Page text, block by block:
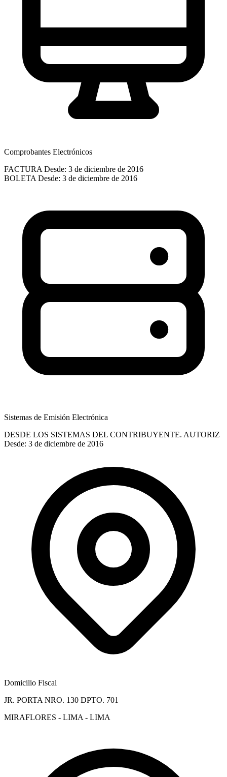
Comprobantes Electrónicos
FACTURA Desde: 3 de diciembre de 2016
BOLETA Desde: 3 de diciembre de 2016
Sistemas de Emisión Electrónica
DESDE LOS SISTEMAS DEL CONTRIBUYENTE. AUTORIZ
Desde: 3 de diciembre de 2016
Domicilio Fiscal
JR. PORTA NRO. 130 DPTO. 701
MIRAFLORES - LIMA - LIMA